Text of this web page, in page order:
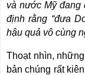
và nước Mỹ đang
định rằng “đưa
hậu quả vô cùng
Thoạt nhìn,
bản chúng rất